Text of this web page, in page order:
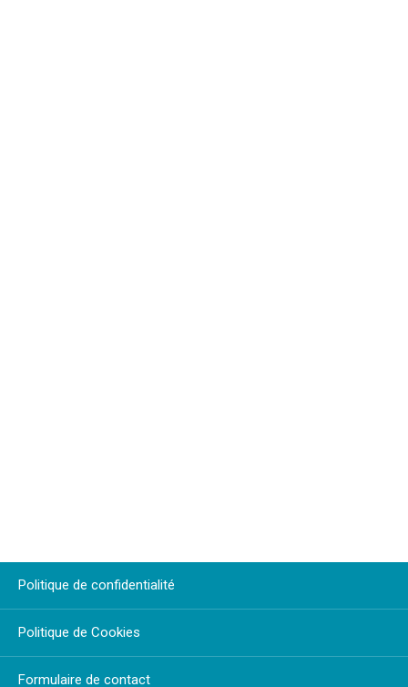
Politique de confidentialité
Politique de Cookies
Formulaire de contact